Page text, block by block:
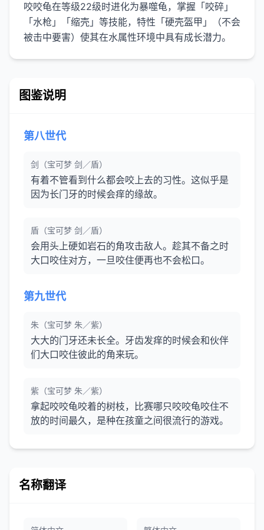
咬咬龟在等级22级时进化为暴噬龟，掌握「咬碎」
「水枪」「缩壳」等技能，特性「硬壳盔甲」（不会
被击中要害）使其在水属性环境中具有成长潜力。
图鉴说明
第八世代
剑（宝可梦 剑／盾）
有着不管看到什么都会咬上去的习性。这似乎是
因为长门牙的时候会痒的缘故。
盾（宝可梦 剑／盾）
会用头上硬如岩石的角攻击敌人。趁其不备之时
大口咬住对方，一旦咬住便再也不会松口。
第九世代
朱（宝可梦 朱／紫）
大大的门牙还未长全。牙齿发痒的时候会和伙伴
们大口咬住彼此的角来玩。
紫（宝可梦 朱／紫）
拿起咬咬龟咬着的树枝，比赛哪只咬咬龟咬住不
放的时间最久，是种在孩童之间很流行的游戏。
名称翻译